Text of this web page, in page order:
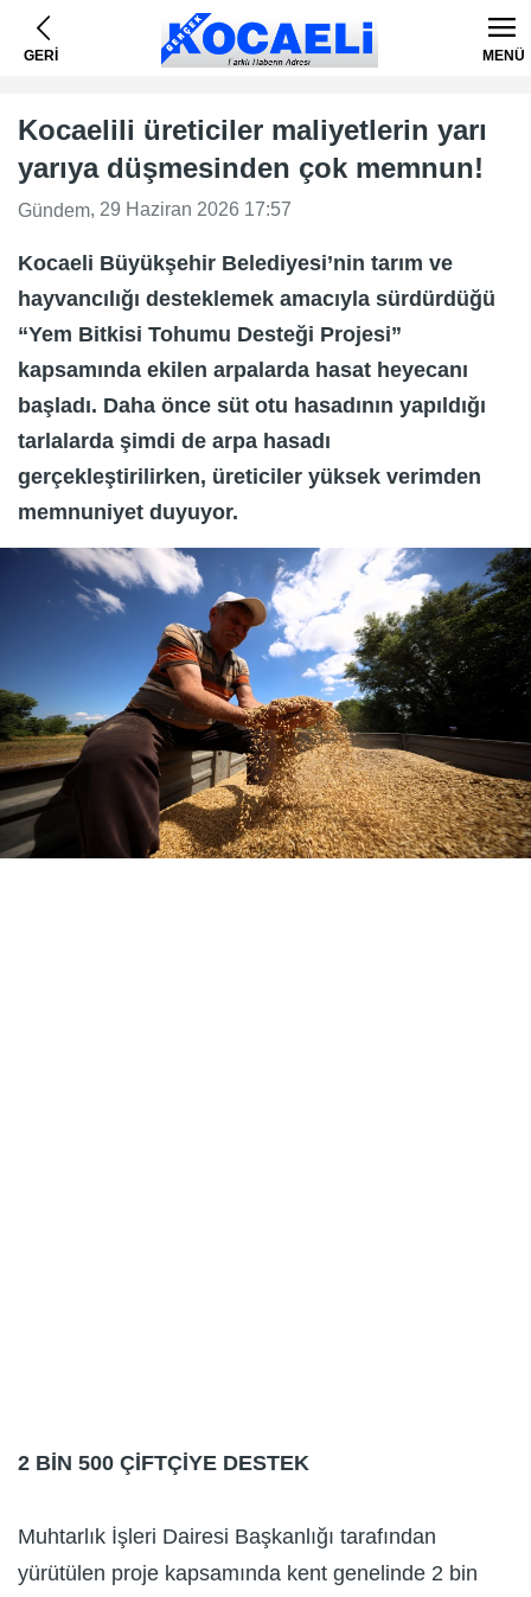
GERİ MENÜ
Kocaelili üreticiler maliyetlerin yarı
yarıya düşmesinden çok memnun!
Gündem, 29 Haziran 2026 17:57
Kocaeli Büyükşehir Belediyesi’nin tarım ve
hayvancılığı desteklemek amacıyla sürdürdüğü
“Yem Bitkisi Tohumu Desteği Projesi”
kapsamında ekilen arpalarda hasat heyecanı
başladı. Daha önce süt otu hasadının yapıldığı
tarlalarda şimdi de arpa hasadı
gerçekleştirilirken, üreticiler yüksek verimden
memnuniyet duyuyor.
2 BİN 500 ÇİFTÇİYE DESTEK
Muhtarlık İşleri Dairesi Başkanlığı tarafından
yürütülen proje kapsamında kent genelinde 2 bin